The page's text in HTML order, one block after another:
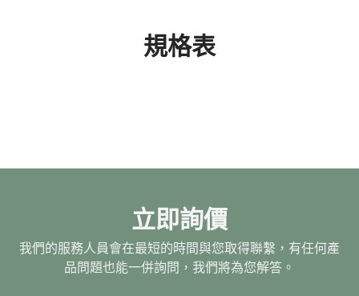
規格表
立即詢價
我們的服務人員會在最短的時間與您取得聯繫，有任何產
品問題也能一併詢問，我們將為您解答。